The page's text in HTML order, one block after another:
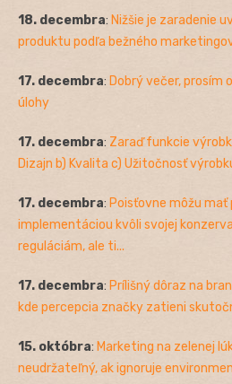
18. decembra: Nižšie je zaradenie
produktu podľa bežného
17. decembra: Dobrý večer, prosím
úlohy
17. decembra: Zaraď funkcie
Dizajn b) Kvalita c) Užitočnosť
17. decembra: Poisťovne môžu mať
implementáciou kvôli svojej
reguláciám, ale ti...
17. decembra: Prílišný dôraz na
kde percepcia značky zatieni
15. októbra: Marketing na zelenej
neudržateľný, ak ignoruje